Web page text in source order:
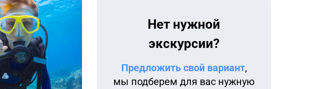
Нет нужной
экскурсии?
Предложить свой вариант,
мы подберем для вас нужную